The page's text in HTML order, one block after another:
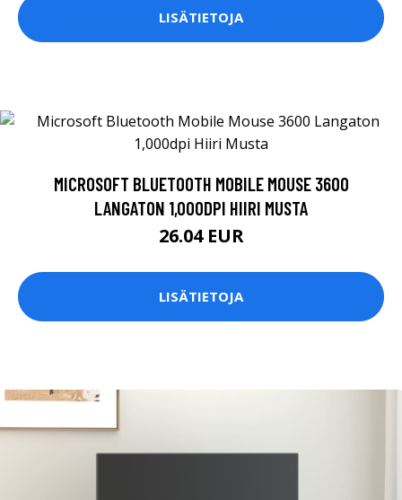
LISÄTIETOJA
MICROSOFT BLUETOOTH MOBILE MOUSE 3600
LANGATON 1,000DPI HIIRI MUSTA
26.04 EUR
LISÄTIETOJA